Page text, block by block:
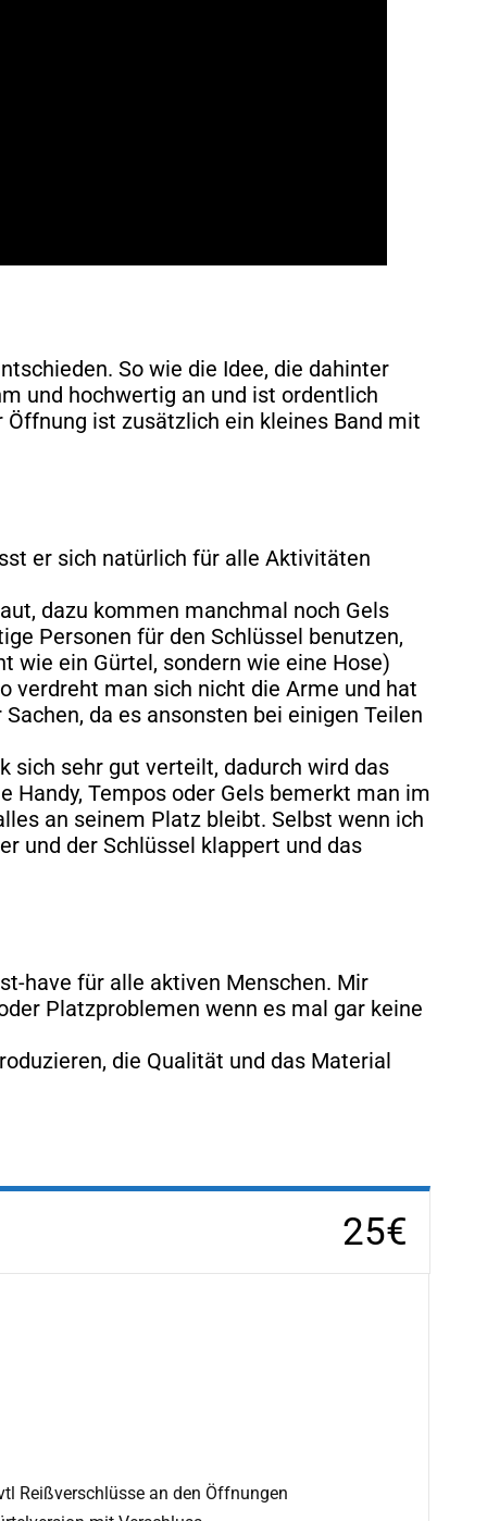
So wie die Idee, die dahinter
und hochwertig an und ist ordentlich
ist zusätzlich ein kleines Band mit
er sich natürlich für alle Aktivitäten
dazu kommen manchmal noch Gels
Personen für den Schlüssel benutzen,
wie ein Gürtel, sondern wie eine Hose)
verdreht man sich nicht die Arme und hat
da es ansonsten bei einigen Teilen
sich sehr gut verteilt, dadurch wird das
Handy, Tempos oder Gels bemerkt man im
an seinem Platz bleibt. Selbst wenn ich
und der Schlüssel klappert und das
have für alle aktiven Menschen. Mir
Platzproblemen wenn es mal gar keine
die Qualität und das Material
25€
Reißverschlüsse an den Öffnungen